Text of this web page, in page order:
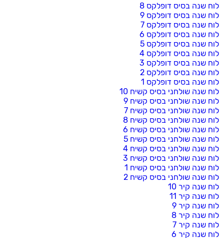
לוח שנה בסיס דופלקס 8
לוח שנה בסיס דופלקס 9
לוח שנה בסיס דופלקס 7
לוח שנה בסיס דופלקס 6
לוח שנה בסיס דופלקס 5
לוח שנה בסיס דופלקס 4
לוח שנה בסיס דופלקס 3
לוח שנה בסיס דופלקס 2
לוח שנה בסיס דופלקס 1
לוח שנה שולחני בסיס קשיח 10
לוח שנה שולחני בסיס קשיח 9
לוח שנה שולחני בסיס קשיח 7
לוח שנה שולחני בסיס קשיח 8
לוח שנה שולחני בסיס קשיח 6
לוח שנה שולחני בסיס קשיח 5
לוח שנה שולחני בסיס קשיח 4
לוח שנה שולחני בסיס קשיח 3
לוח שנה שולחני בסיס קשיח 1
לוח שנה שולחני בסיס קשיח 2
לוח שנה קיר 10
לוח שנה קיר 11
לוח שנה קיר 9
לוח שנה קיר 8
לוח שנה קיר 7
לוח שנה קיר 6